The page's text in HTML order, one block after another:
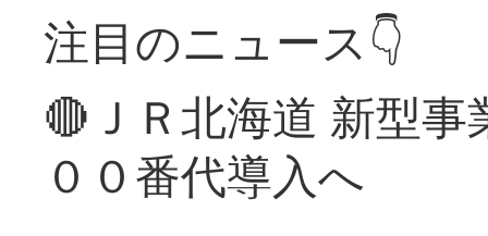
注目のニュース👇
🔴ＪＲ北海道 新型
００番代導入へ